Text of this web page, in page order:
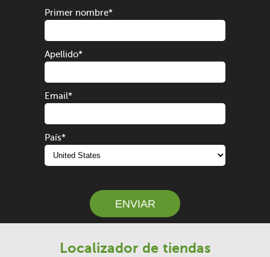
Primer nombre*
Apellido*
Email*
País*
ENVIAR
Localizador de tiendas